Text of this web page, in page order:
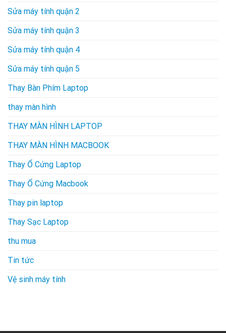
Sửa máy tính quận 2
Sửa máy tính quận 3
Sửa máy tính quận 4
Sửa máy tính quận 5
Thay Bàn Phím Laptop
thay màn hình
THAY MÀN HÌNH LAPTOP
THAY MÀN HÌNH MACBOOK
Thay Ổ Cứng Laptop
Thay Ổ Cứng Macbook
Thay pin laptop
Thay Sạc Laptop
thu mua
Tin tức
Vệ sinh máy tính